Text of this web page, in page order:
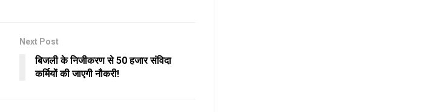
Next Post
बिजली के निजीकरण से 50 हजार संविदा
कर्मियों की जाएगी नौकरी!